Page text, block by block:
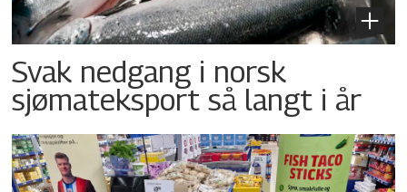
Svak nedgang i norsk
sjømateksport så langt i år